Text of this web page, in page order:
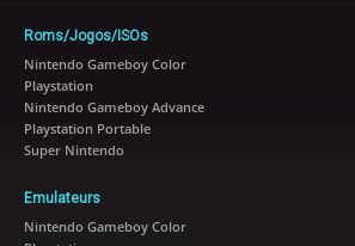
Roms/Jogos/ISOs
Nintendo Gameboy Color
Playstation
Nintendo Gameboy Advance
Playstation Portable
Super Nintendo
Emulateurs
Nintendo Gameboy Color